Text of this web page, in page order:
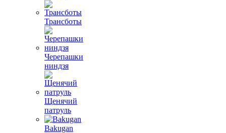
Трансботы
Черепашки
ниндзя
Щенячий
патруль
Bakugan